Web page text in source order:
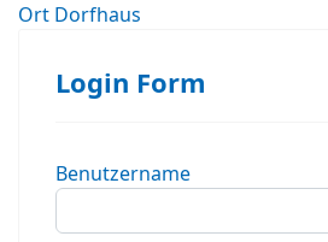
Ort Dorfhaus
Login Form
Benutzername